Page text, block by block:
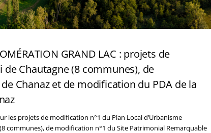
GRAND LAC : projets de
Chautagne (8 communes), de
Chanaz et de modification du PDA de la
les projets de modification n°1 du Plan Local d’Urbanisme
communes), de modification n°1 du Site Patrimonial Remarquable